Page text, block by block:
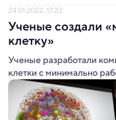
24.01.2022, 17:23
Ученые создали
клетку»
Ученые разработали
клетки с минимально